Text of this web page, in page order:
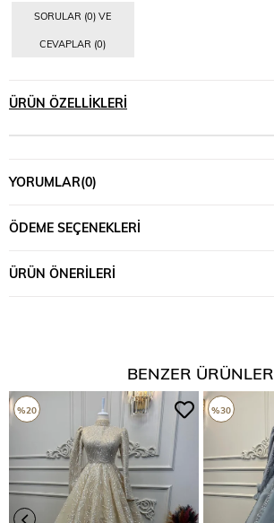
SORULAR (0) VE
CEVAPLAR (0)
ÜRÜN ÖZELLIKLERI
YORUMLAR(0)
ÖDEME SEÇENEKLERI
ÜRÜN ÖNERILERI
BENZER ÜRÜNLER
%20 %30